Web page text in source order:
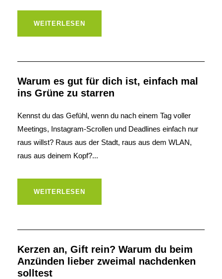
WEITERLESEN
Warum es gut für dich ist, einfach mal
ins Grüne zu starren
Kennst du das Gefühl, wenn du nach einem Tag voller
Meetings, Instagram-Scrollen und Deadlines einfach nur
raus willst? Raus aus der Stadt, raus aus dem WLAN,
raus aus deinem Kopf?...
WEITERLESEN
Kerzen an, Gift rein? Warum du beim
Anzünden lieber zweimal nachdenken
solltest